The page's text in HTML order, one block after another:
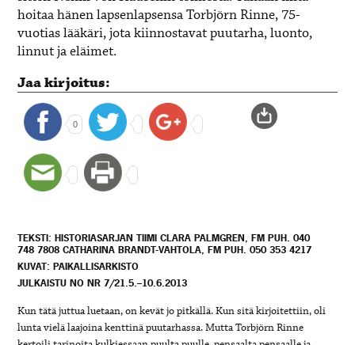
hoitaa hänen lapsenlapsensa Torbjörn Rinne, 75-
vuotias lääkäri, jota kiinnostavat puutarha, luonto,
linnut ja eläimet.
Jaa kirjoitus:
0
TEKSTI: HISTORIASARJAN TIIMI CLARA PALMGREN, FM PUH. 040
748 7808 CATHARINA BRANDT-VAHTOLA, FM PUH. 050 353 4217
KUVAT: PAIKALLISARKISTO
JULKAISTU NO NR 7/21.5.–10.6.2013
Kun tätä juttua luetaan, on kevät jo pitkällä. Kun sitä kirjoitettiin, oli
lunta vielä laajoina kenttinä puutarhassa. Mutta Torbjörn Rinne